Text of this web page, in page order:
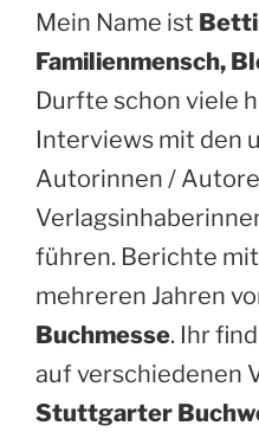
Mein Name ist
Familienmensch,
Durfte schon viele
Interviews mit den
Autorinnen /
führen. Berichte
mehreren Jahren
Buchmesse. Ihr
auf verschiedenen
Stuttgarter